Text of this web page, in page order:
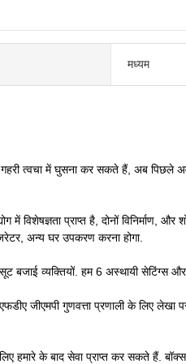
मध्यम
त्वचा में घुसना कर सकते हैं, अब पिछले
विशेषज्ञता प्राप्त है, दोनों विनिर्माण,
अन्य घर उपकरण करना होगा.
बजाई व्यक्तियों. हम 6 अस्थायी
जीएमपी गुणवत्ता प्रणाली के लिए लेखा
हमारे के बाद सेवा प्राप्त कर सकते हैं.